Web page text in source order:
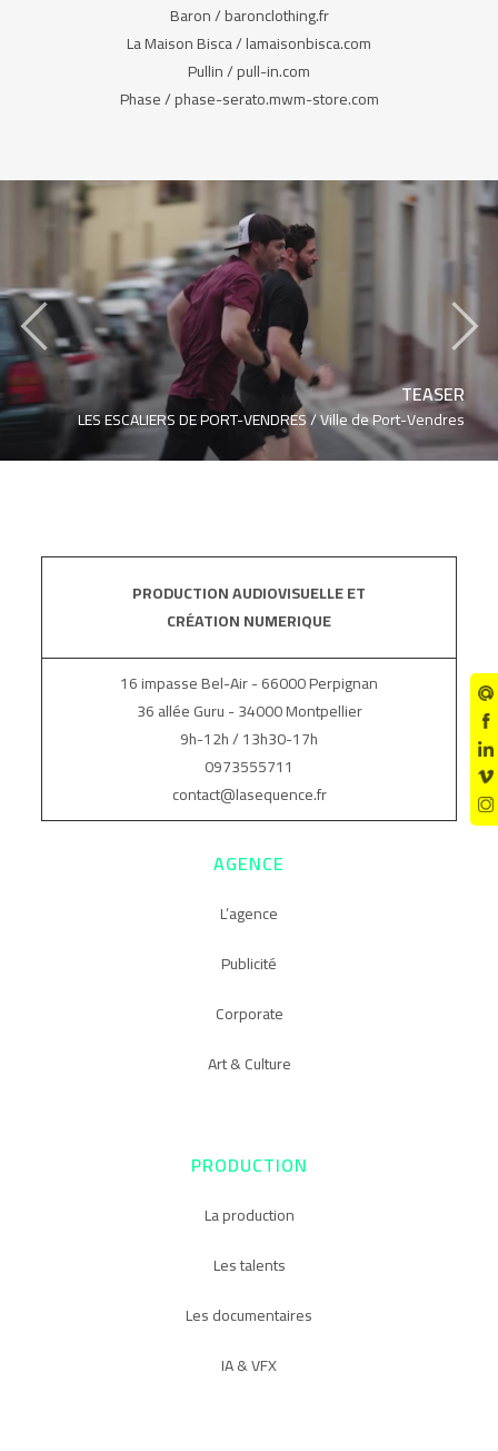
Baron / baronclothing.fr
La Maison Bisca / lamaisonbisca.com
Pullin / pull-in.com
Phase / phase-serato.mwm-store.com
TEASER
LES ESCALIERS DE PORT-VENDRES /Ville de Port-Vendres
‹ ›
PRODUCTION AUDIOVISUELLE ET
CRÉATION NUMERIQUE
16 impasse Bel-Air - 66000 Perpignan
36 allée Guru - 34000 Montpellier
9h-12h / 13h30-17h
0973555711
contact@lasequence.fr
AGENCE
L’agence
Publicité
Corporate
Art & Culture
PRODUCTION
La production
Les talents
Les documentaires
IA & VFX